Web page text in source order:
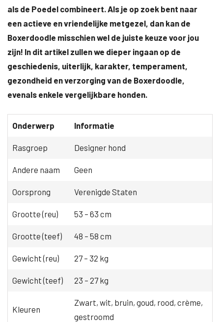
als de Poedel combineert. Als je op zoek bent naar
een actieve en vriendelijke metgezel, dan kan de
Boxerdoodle misschien wel de juiste keuze voor jou
zijn! In dit artikel zullen we dieper ingaan op de
geschiedenis, uiterlijk, karakter, temperament,
gezondheid en verzorging van de Boxerdoodle,
evenals enkele vergelijkbare honden.
Onderwerp Informatie
Rasgroep Designer hond
Andere naam Geen
Oorsprong Verenigde Staten
Grootte (reu) 53 – 63 cm
Grootte (teef) 48 – 58 cm
Gewicht (reu) 27 – 32 kg
Gewicht (teef) 23 – 27 kg
Kleuren
Zwart, wit, bruin, goud, rood, crème,
gestroomd